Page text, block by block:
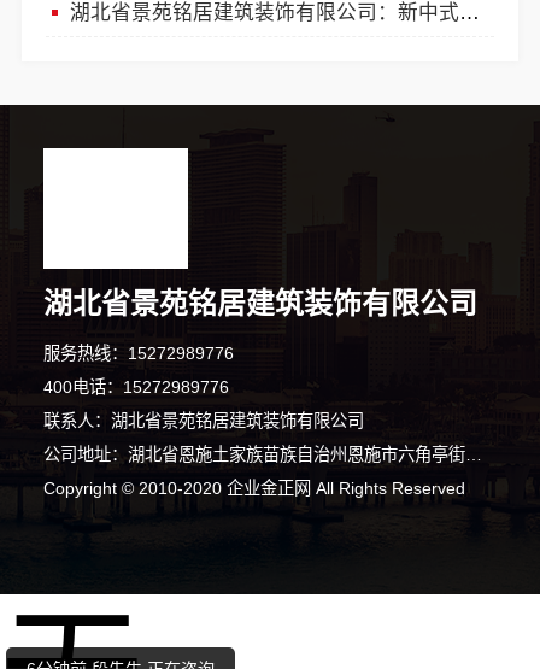
湖北省景苑铭居建筑装饰有限公司：新中式无主灯整装收费揭秘
湖北省景苑铭居建筑装饰有限公司
服务热线：15272989776
400电话：15272989776
联系人：湖北省景苑铭居建筑装饰有限公司
公司地址：湖北省恩施土家族苗族自治州恩施市六角亭街道头道水村谭家坝路101号2幢生产车间A区一A01办公区（自主申报）
Copyright © 2010-2020 企业金正网 All Rights Reserved